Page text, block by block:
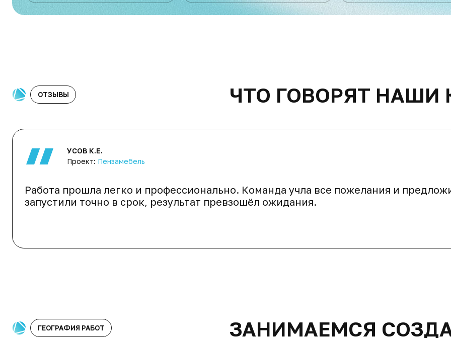
ОТЗЫВЫ ЧТО ГОВОРЯТ НАШИ
УСОВ К.Е.
Проект: Пензамебель
Работа прошла легко и профессионально. Команда учла все пожелания и
запустили точно в срок, результат превзошёл ожидания.
ГЕОГРАФИЯ РАБОТ
ЗАНИМАЕМСЯ